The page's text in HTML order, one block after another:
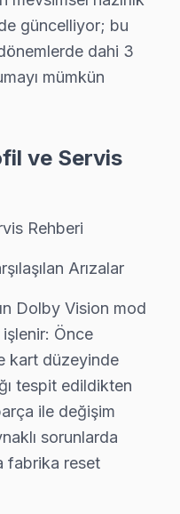
ekranlarda daha sık
başvuran
ve serilerinde VA
bir anda arıza mı
teknik sorunlar:
Panel çizgisi, renk
Hoparlör bozukluğu,
T-Con kartı, power
Uygulama
HDMI
Hizmet
profesyonel
Panel ve IPS
güncelliyor; bu
dahi 3
mümkün
ve Servis
Rehberi
Arızalar
Dolby Vision mod
işlenir: Önce
kart düzeyinde
tespit edildikten
ile değişim
sorunlarda
fabrika reset